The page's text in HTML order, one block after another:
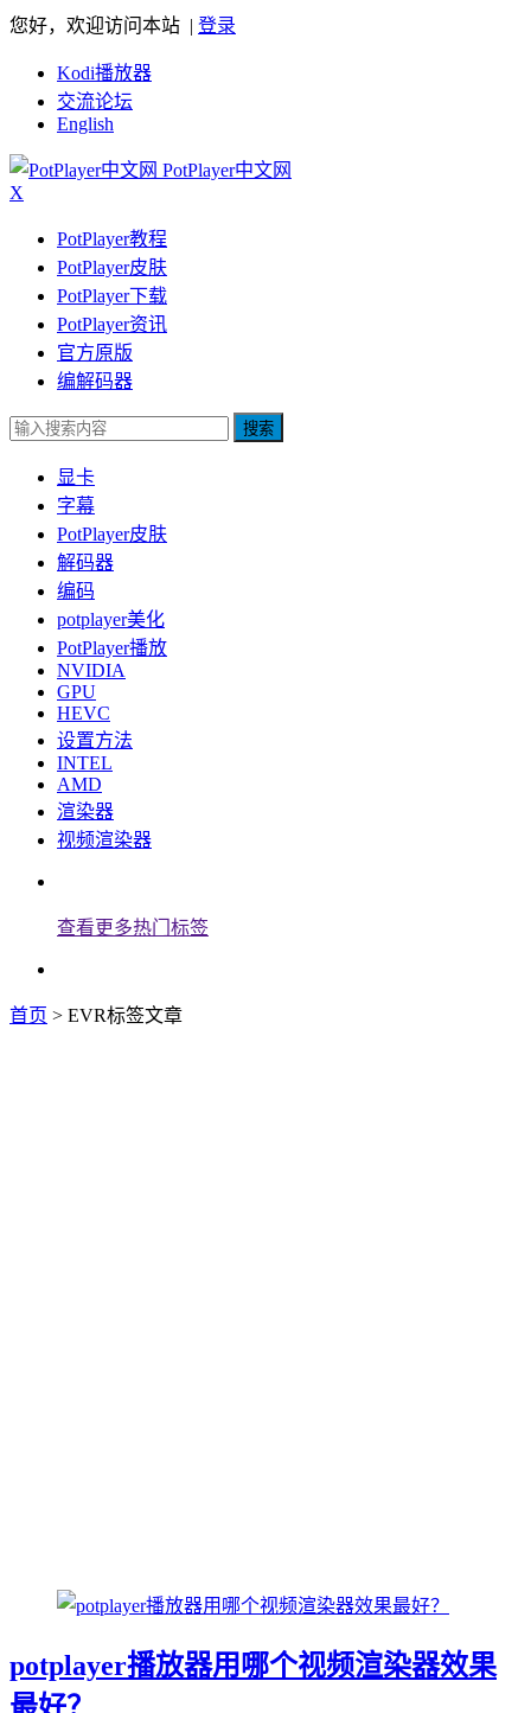
您好，欢迎访问本站 | 登录
Kodi播放器
交流论坛
English
PotPlayer中文网
X
PotPlayer教程
PotPlayer皮肤
PotPlayer下载
PotPlayer资讯
官方原版
编解码器
搜索
显卡
字幕
PotPlayer皮肤
解码器
编码
potplayer美化
PotPlayer播放
NVIDIA
GPU
HEVC
设置方法
INTEL
AMD
渲染器
视频渲染器
查看更多热门标签
首页 > EVR标签文章
potplayer播放器用哪个视频渲染器效果